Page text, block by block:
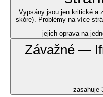
Vypsány jsou jen kritické a
skóre). Problémy na více
— jejich oprava na
Závažné —
zasahuje